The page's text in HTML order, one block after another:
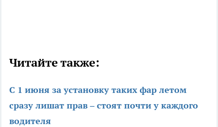
Читайте также:
С 1 июня за установку таких фар летом
сразу лишат прав – стоят почти у каждого
водителя